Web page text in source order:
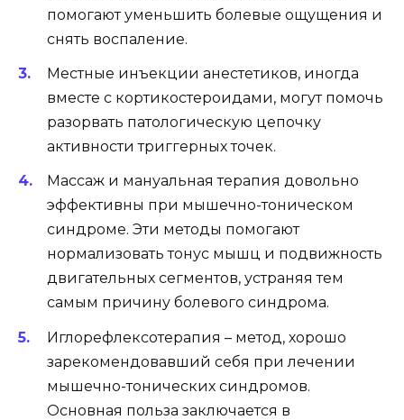
помогают уменьшить болевые ощущения и
снять воспаление.
Местные инъекции анестетиков, иногда
вместе с кортикостероидами, могут помочь
разорвать патологическую цепочку
активности триггерных точек.
Массаж и мануальная терапия довольно
эффективны при мышечно-тоническом
синдроме. Эти методы помогают
нормализовать тонус мышц и подвижность
двигательных сегментов, устраняя тем
самым причину болевого синдрома.
Иглорефлексотерапия – метод, хорошо
зарекомендовавший себя при лечении
мышечно-тонических синдромов.
Основная польза заключается в